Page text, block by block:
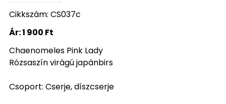
Cikkszám: CS037c
Ár:1 900 Ft
Chaenomeles Pink Lady
Rózsaszín virágú japánbirs
Csoport: Cserje, díszcserje